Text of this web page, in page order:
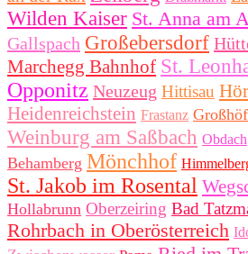
Wilden Kaiser St. Anna am
Gallspach Großebersdorf
Marchegg Bahnhof St.
Opponitz Neuzeug Hittisau
Heidenreichstein Frastanz
Weinburg am Saßbach Obdach
Behamberg Mönchhof
St. Jakob im Rosental
Hollabrunn Oberzeiring Bad
Rohrbach in Oberösterreich